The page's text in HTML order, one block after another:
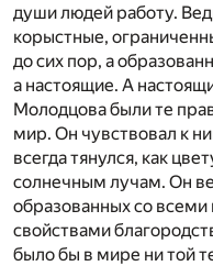
души людей работу.
корыстные,
до сих пор, а
а настоящие. А
Молодцова были те
мир. Он чувствовал к
всегда тянулся, как
солнечным лучам. Он
образованных со
свойствами
было бы в мире ни той